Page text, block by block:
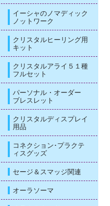
イーシャのノマディック
ノットワーク
クリスタルヒーリング用
キット
クリスタルアライ５１種
フルセット
パーソナル・オーダー
ブレスレット
クリスタルディスプレイ
用品
コネクション･プラクテ
ィスグッズ
セージ＆スマッジ関連
オーラソーマ